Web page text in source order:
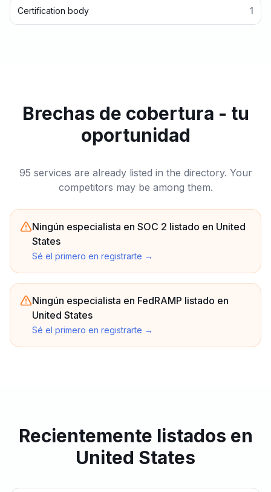
Certification body 1
Brechas de cobertura - tu
oportunidad
95 services are already listed in the directory. Your
competitors may be among them.
Ningún especialista en SOC 2 listado en United
States
Sé el primero en registrarte →
Ningún especialista en FedRAMP listado en
United States
Sé el primero en registrarte →
Recientemente listados en
United States